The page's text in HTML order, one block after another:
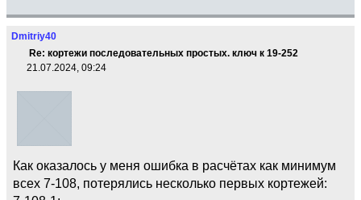
Dmitriy40
Re: кортежи последовательных простых. ключ к 19-252
21.07.2024, 09:24
Как оказалось у меня ошибка в расчётах как минимум
всех 7-108, потерялись несколько первых кортежей: